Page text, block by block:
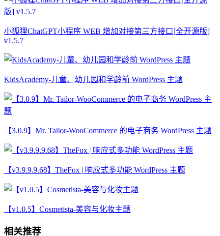
小狐狸ChatGPT小程序 WEB 增加对接第三方接口[全开源版]
v1.5.7
KidsAcademy-儿童、幼儿园和学龄前 WordPress 主题
【3.0.9】Mr. Tailor-WooCommerce 的电子商务 WordPress 主题
【v3.9.9.9.68】TheFox | 响应式多功能 WordPress 主题
【v1.0.5】Cosmetista-美容与化妆主题
相关推荐